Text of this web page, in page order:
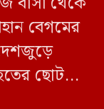
বেগমের
ছোট